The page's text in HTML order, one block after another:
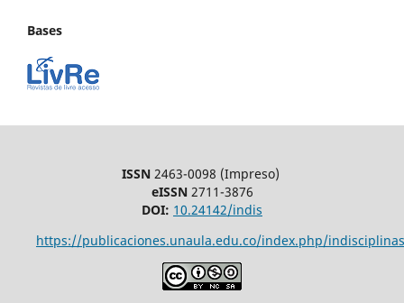
Bases
ISSN2463-0098 (Impreso)
eISSN2711-3876
DOI: 10.24142/indis
https://publicaciones.unaula.edu.co/index.php/